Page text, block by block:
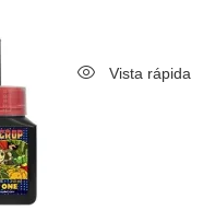
Vista rápida